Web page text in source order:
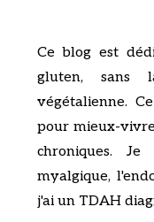
Ce blog est
gluten, sans
végétalienne.
pour mieux-
chroniques. Je
myalgique,
j'ai un TDAH